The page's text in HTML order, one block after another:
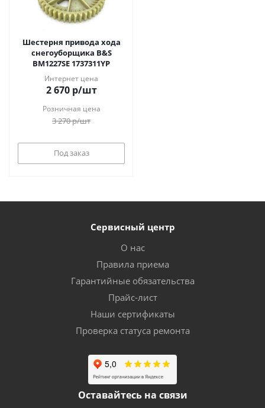
Шестерня привода хода
снегоуборщика B&S
BM1227SE 1737311YP
Интернет цена
2 670р/шт
Розничная цена
3 270р/шт
Под заказ
Сервисный центр
О нас
Правила приема
Гарантийные обязательства
Прайс-лист
Наши сертификаты
Проверка статуса ремонта
Оставайтесь на связи